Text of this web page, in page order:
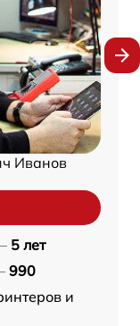
Иванов
5 лет
990
и